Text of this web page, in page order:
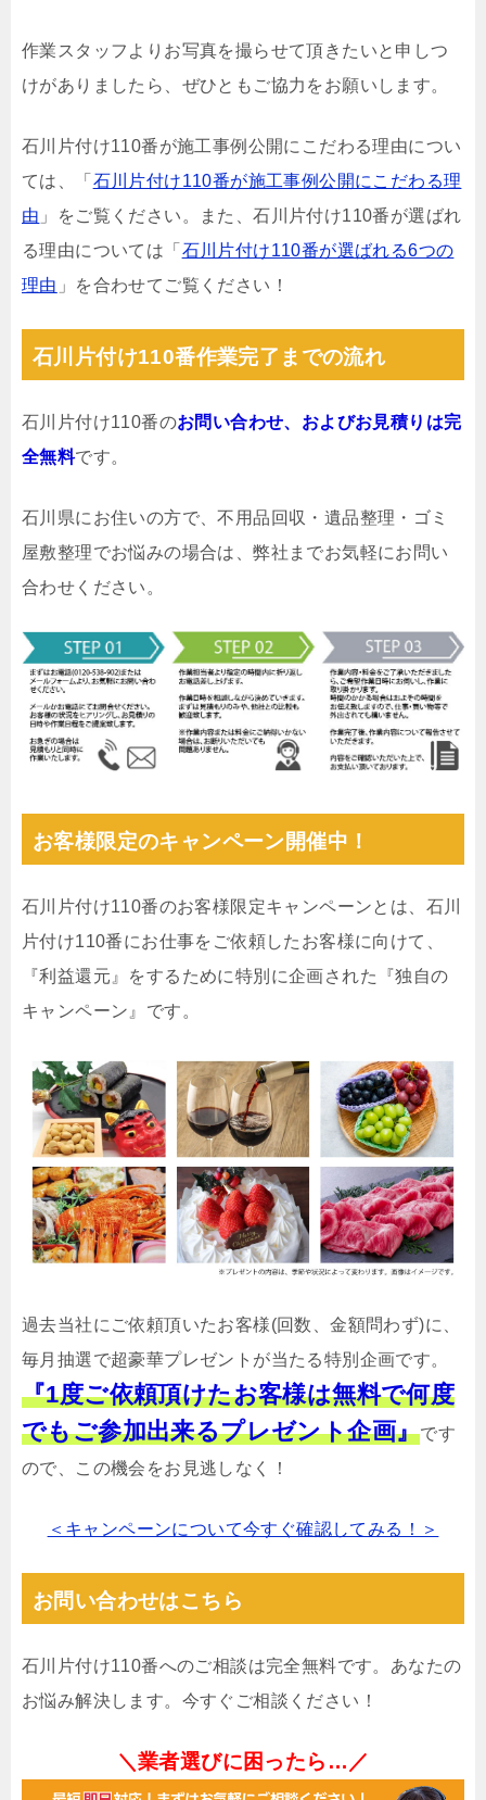
作業スタッフよりお写真を撮らせて頂きたいと申しつ
けがありましたら、ぜひともご協力をお願いします。
石川片付け110番が施工事例公開にこだわる理由につい
ては、「 石川片付け110番が施工事例公開にこだわる理
由 」をご覧ください。また、石川片付け110番が選ばれ
る理由については「 石川片付け110番が選ばれる6つの
理由 」を合わせてご覧ください！
石川片付け110番作業完了までの流れ
石川片付け110番のお問い合わせ、およびお見積りは完
全無料です。
石川県にお住いの方で、不用品回収・遺品整理・ゴミ
屋敷整理でお悩みの場合は、弊社までお気軽にお問い
合わせください。
お客様限定のキャンペーン開催中！
石川片付け110番のお客様限定キャンペーンとは、石川
片付け110番にお仕事をご依頼したお客様に向けて、
『利益還元』をするために特別に企画された『独自の
キャンペーン』です。
過去当社にご依頼頂いたお客様(回数、金額問わず)に、
毎月抽選で超豪華プレゼントが当たる特別企画です。
『1度ご依頼頂けたお客様は無料で何度
でもご参加出来るプレゼント企画』です
ので、この機会をお見逃しなく！
＜キャンペーンについて今すぐ確認してみる！＞
お問い合わせはこちら
石川片付け110番へのご相談は完全無料です。あなたの
お悩み解決します。今すぐご相談ください！
＼業者選びに困ったら…／